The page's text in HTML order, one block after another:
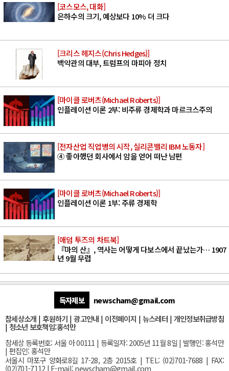
[코스모스, 대화]
은하수의 크기, 예상보다 10% 더 크다
[크리스 헤지스(Chris Hedges)]
백악관의 대부, 트럼프의 마피아 정치
[마이클 로버츠(Michael Roberts)]
인플레이션 이론 2부: 비주류 경제학과 마르크스주의
[전자산업 직업병의 시작, 실리콘밸리 IBM 노동자]
④ 좋아했던 회사에서 암을 얻어 떠난 남편
[마이클 로버츠(Michael Roberts)]
인플레이션 이론 1부: 주류 경제학
[애덤 투즈의 차트북]
『마의 산』, 역사는 어떻게 다보스에서 끝났는가… 1907
년 9월 무렵
독자제보
newscham@gmail.com
참세상소개 | 후원하기 |광고안내 | 이전페이지 | 뉴스레터| 개인정보취급방침
| 청소년 보호책임:홍석만
참세상 등록번호: 서울 아 00111 | 등록일자: 2005년 11월 8일 | 발행인: 홍석만
| 편집인: 홍석만
서울시 마포구 양화로8길 17-28, 2층 2015호| TEL: (02)701-7688 | FAX:
(02)701-7112 | E-mail:newscham@gmail.com